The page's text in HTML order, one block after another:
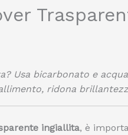
Usa bicarbonato e
ridona
ingiallita, è